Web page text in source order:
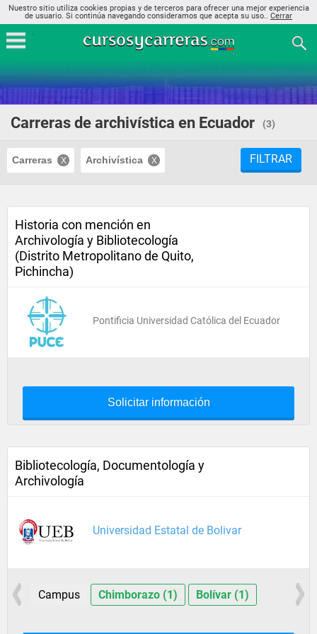
Nuestro sitio utiliza cookies propias y de terceros para ofrecer una mejor experiencia
de usuario. Si continúa navegando consideramos que acepta su uso.. Cerrar
Carreras de archivística en Ecuador (3)
Carreras Archivística FILTRAR
Historia con mención en
Archivología y Bibliotecología
(Distrito Metropolitano de Quito,
Pichincha)
Pontificia Universidad Católica del Ecuador
Solicitar información
Bibliotecología, Documentología y
Archivología
Universidad Estatal de Bolivar
Campus Chimborazo (1) Bolívar (1)